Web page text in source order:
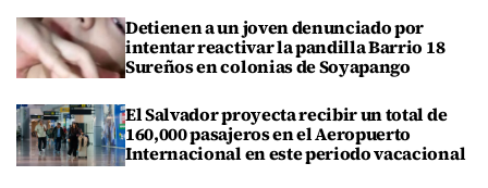
Detienen a un joven denunciado por
intentar reactivar la pandilla Barrio 18
Sureños en colonias de Soyapango
El Salvador proyecta recibir un total de
160,000 pasajeros en el Aeropuerto
Internacional en este periodo vacacional